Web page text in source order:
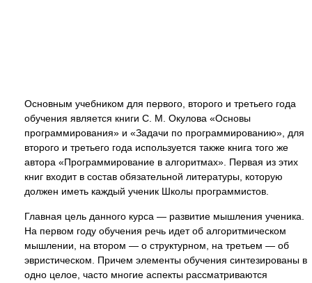
Основным учебником для первого, второго и третьего года
обучения является книги С. М. Окулова «Основы
программирования» и «Задачи по программированию», для
второго и третьего года используется также книга того же
автора «Программирование в алгоритмах». Первая из этих
книг входит в состав обязательной литературы, которую
должен иметь каждый ученик Школы программистов.
Главная цель данного курса — развитие мышления ученика.
На первом году обучения речь идет об алгоритмическом
мышлении, на втором — о структурном, на третьем — об
эвристическом. Причем элементы обучения синтезированы в
одно целое, часто многие аспекты рассматриваются